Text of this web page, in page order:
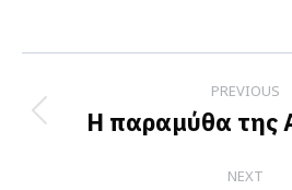
Facebook
X
navigation
PREVIOUS
Η παραμύθα της
NEXT